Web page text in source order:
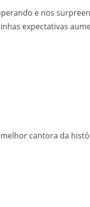
e nos
expectativas
cantora da